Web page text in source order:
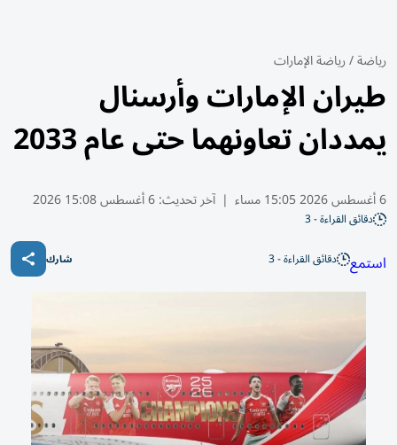
رياضة/رياضة الإمارات
طيران الإمارات وأرسنال
يمددان تعاونهما حتى عام 2033
6 أغسطس 2026 15:05 مساء | آخر تحديث:6 أغسطس 15:08 2026
دقائق القراءة - 3
استمع دقائق القراءة - 3 شارك